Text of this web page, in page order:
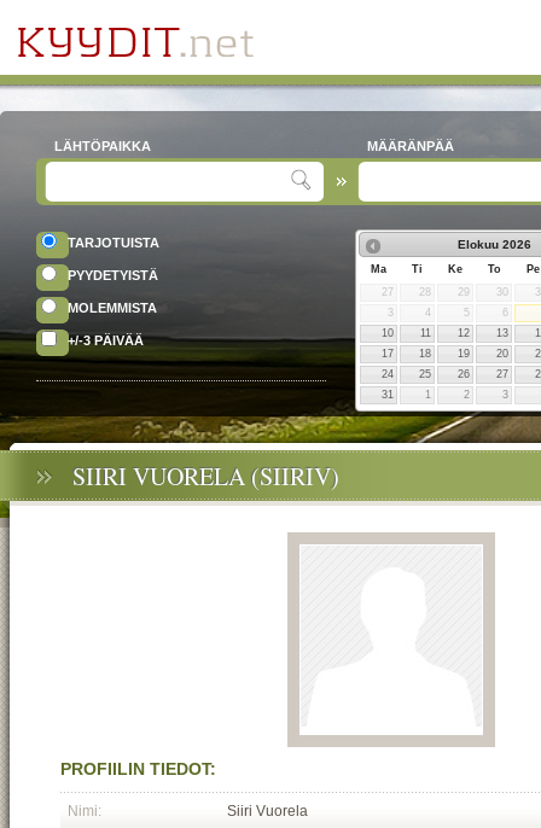
LÄHTÖPAIKKA MÄÄRÄNPÄÄ
TARJOTUISTA
PYYDETYISTÄ
MOLEMMISTA
+/-3 PÄIVÄÄ
Elokuu 2026
Ma Ti Ke To
Pe
27
28 29 30
3
4 5
6
10
11 12 13
17
18 19 20
24
25 26 27
31
1 2 3
SIIRI VUORELA (SIIRIV)
PROFIILIN TIEDOT:
Nimi: Siiri Vuorela